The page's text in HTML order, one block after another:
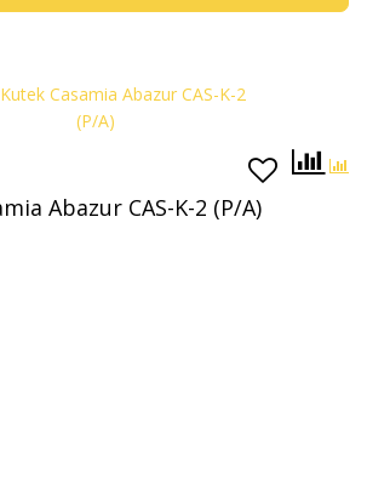
Abazur CAS-K-2 (P/A)